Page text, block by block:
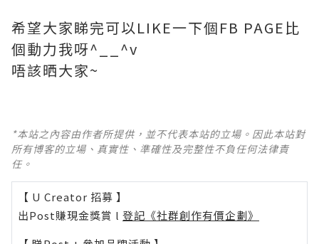
希望大家睇完可以LIKE一下個FB PAGE比
個動力我呀^__^v
唔該晒大家~
*本站之內容由作者所提供，並不代表本站的立場。因此本站對
所有博客的立場、真實性、準確性及完整性不負任何法律責
任。
【 U Creator 招募 】
出Post賺現金獎賞 l 登記《社群創作有價企劃》